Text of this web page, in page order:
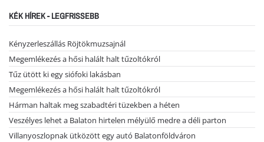
KÉK HÍREK - LEGFRISSEBB
Kényzerleszállás Röjtökmuzsajnál
Megemlékezés a hősi halált halt tűzoltókról
Tűz ütött ki egy siófoki lakásban
Megemlékezés a hősi halált halt tűzoltókról
Hárman haltak meg szabadtéri tüzekben a héten
Veszélyes lehet a Balaton hirtelen mélyülő medre a déli parton
Villanyoszlopnak ütközött egy autó Balatonföldváron